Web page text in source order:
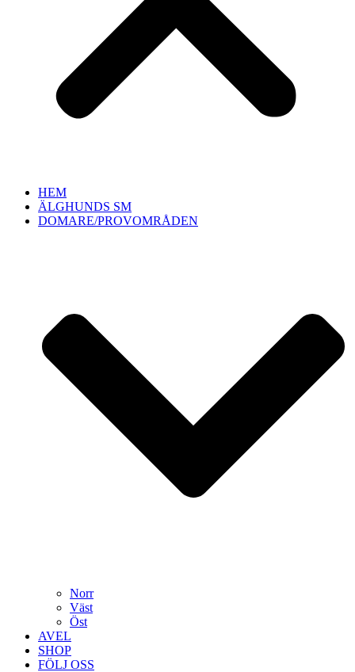
HEM
ÄLGHUNDS SM
DOMARE/PROVOMRÅDEN
Norr
Väst
Öst
AVEL
SHOP
FÖLJ OSS